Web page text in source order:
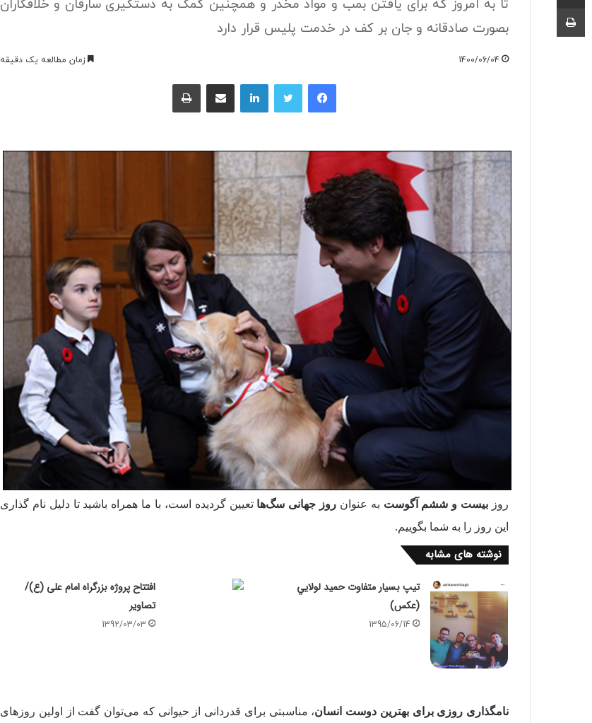
تا به امروز که برای یافتن بمب و مواد مخدر و همچنین کمک به دستگیری سارقان و خلافکاران
بصورت صادقانه و جان بر کف در خدمت پلیس قرار دارد
1400/06/04 زمان مطالعه یک دقیقه
فیسبوک لینکداین
روز بیست و ششم آگوست به عنوان روز جهانی سگ‌ها تعیین گردیده است، با ما همراه باشید تا دلیل نام گذاری
این روز را به شما بگوییم.
نوشته های مشابه
تيپ بسيار متفاوت حميد لولايي
(عكس)
1395/06/14
افتتاح پروژه بزرگراه امام علی (ع)/
تصاویر
1392/03/03
نامگذاری روزی برای بهترین دوست انسان، مناسبتی برای قدردانی از حیوانی که می‌توان گفت از اولین روز‌های